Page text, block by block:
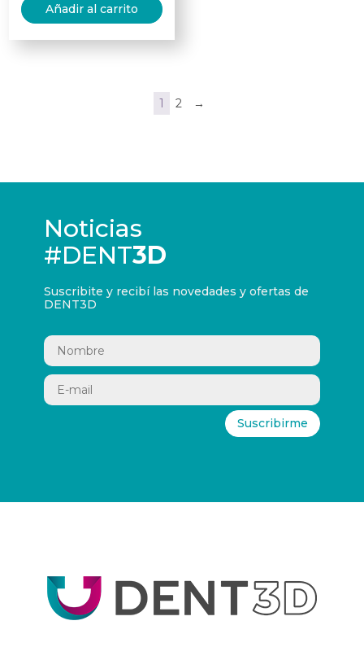
Añadir al carrito
1 2 →
Noticias
#DENT3D
Suscribite y recibí las novedades y ofertas de
DENT3D
Suscribirme